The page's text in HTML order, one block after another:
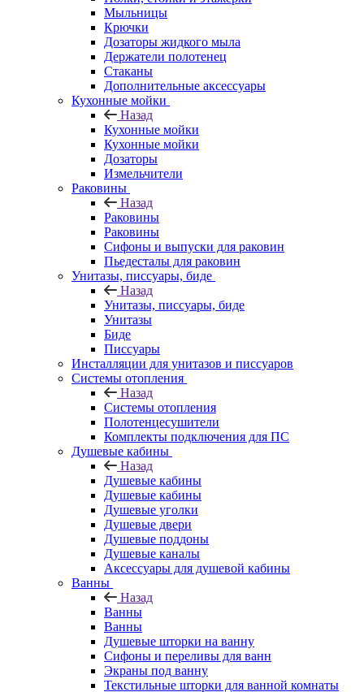
Мыльницы
Крючки
Дозаторы жидкого мыла
Держатели полотенец
Стаканы
Дополнительные аксессуары
Кухонные мойки
Назад
Кухонные мойки
Кухонные мойки
Дозаторы
Измельчители
Раковины
Назад
Раковины
Раковины
Сифоны и выпуски для раковин
Пьедесталы для раковин
Унитазы, писсуары, биде
Назад
Унитазы, писсуары, биде
Унитазы
Биде
Писсуары
Инсталляции для унитазов и писсуаров
Системы отопления
Назад
Системы отопления
Полотенцесушители
Комплекты подключения для ПС
Душевые кабины
Назад
Душевые кабины
Душевые кабины
Душевые уголки
Душевые двери
Душевые поддоны
Душевые каналы
Аксессуары для душевой кабины
Ванны
Назад
Ванны
Ванны
Душевые шторки на ванну
Сифоны и переливы для ванн
Экраны под ванну
Текстильные шторки для ванной комнаты